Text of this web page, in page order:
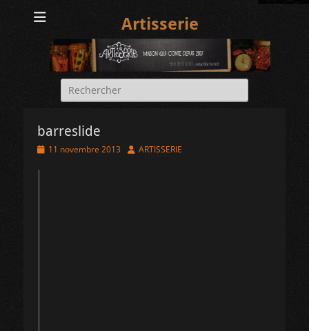
Artisserie
Rechercher :
barreslide
Posted11 novembre 2013 Author
ARTISSERIE